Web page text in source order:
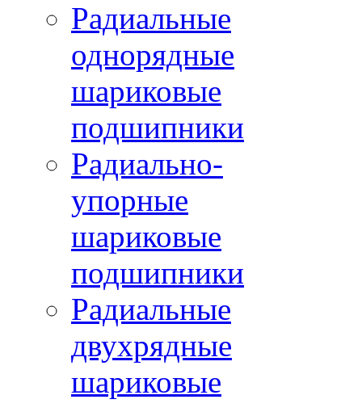
Радиальные
однорядные
шариковые
подшипники
Радиально-
упорные
шариковые
подшипники
Радиальные
двухрядные
шариковые